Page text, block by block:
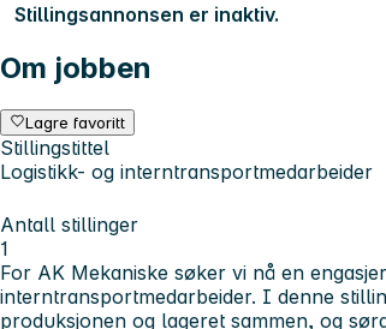
Stillingsannonsen er inaktiv.
Om jobben
Lagre favoritt
Stillingstittel
Logistikk- og interntransportmedarbeider
Antall stillinger
1
For AK Mekaniske søker vi nå en
interntransportmedarbeider. I denne
produksjonen og lageret sammen, og